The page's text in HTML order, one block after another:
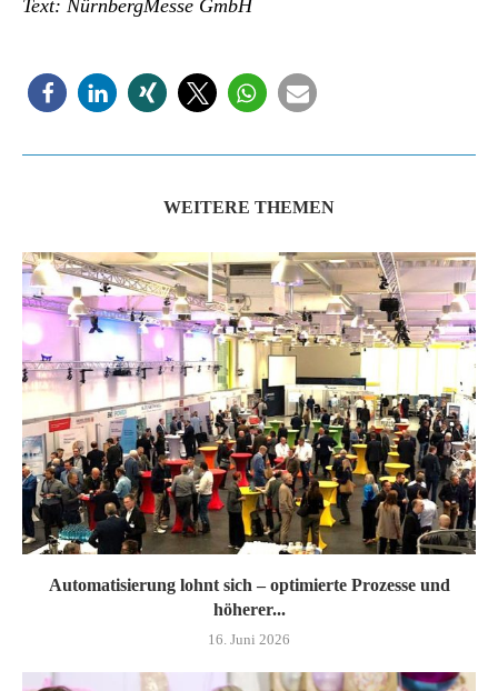
Text: NürnbergMesse GmbH
WEITERE THEMEN
Automatisierung lohnt sich – optimierte Prozesse und
höherer...
16. Juni 2026